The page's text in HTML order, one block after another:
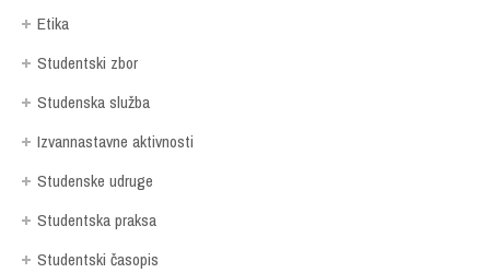
Etika
Studentski zbor
Studenska služba
Izvannastavne aktivnosti
Studenske udruge
Studentska praksa
Studentski časopis